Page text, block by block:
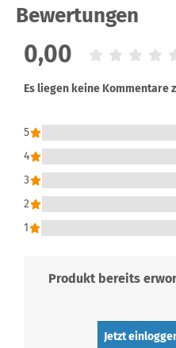
Bewertungen
0,00
Es liegen keine Kommentare
5
4
3
2
1
Produkt bereits
Jetzt